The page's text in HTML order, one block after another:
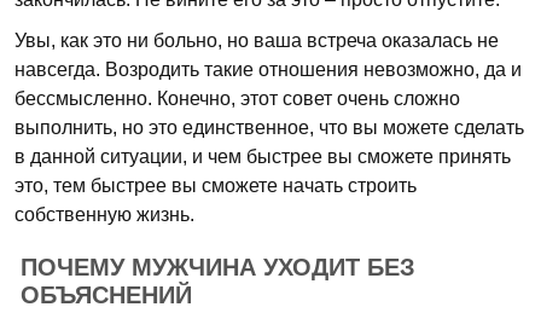
Увы, как это ни больно, но ваша встреча оказалась не
навсегда. Возродить такие отношения невозможно, да и
бессмысленно. Конечно, этот совет очень сложно
выполнить, но это единственное, что вы можете сделать
в данной ситуации, и чем быстрее вы сможете принять
это, тем быстрее вы сможете начать строить
собственную жизнь.
ПОЧЕМУ МУЖЧИНА УХОДИТ БЕЗ
ОБЪЯСНЕНИЙ